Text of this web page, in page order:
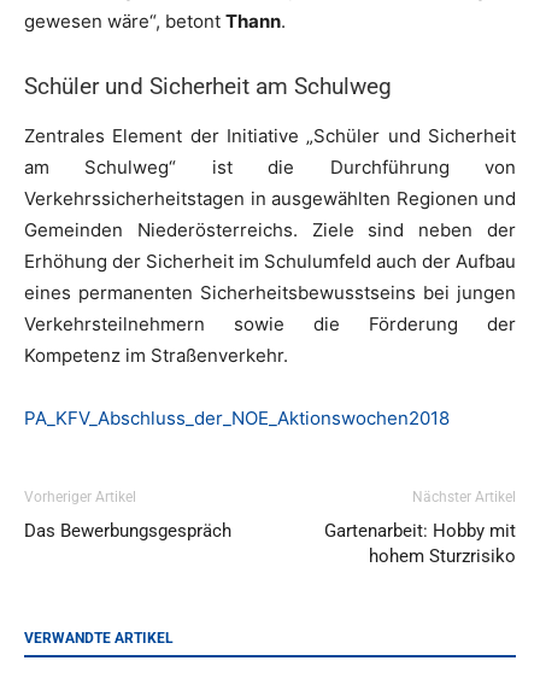
gewesen wäre“, betont Thann.
Schüler und Sicherheit am Schulweg
Zentrales Element der Initiative „Schüler und Sicherheit
am Schulweg“ ist die Durchführung von
Verkehrssicherheitstagen in ausgewählten Regionen und
Gemeinden Niederösterreichs. Ziele sind neben der
Erhöhung der Sicherheit im Schulumfeld auch der Aufbau
eines permanenten Sicherheitsbewusstseins bei jungen
Verkehrsteilnehmern sowie die Förderung der
Kompetenz im Straßenverkehr.
PA_KFV_Abschluss_der_NOE_Aktionswochen2018
Vorheriger Artikel
Das Bewerbungsgespräch
Nächster Artikel
Gartenarbeit: Hobby mit
hohem Sturzrisiko
VERWANDTE ARTIKEL